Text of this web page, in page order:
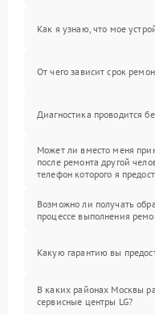
Как я узнаю, что мое
От чего зависит срок
Диагностика проводится
Может ли вместо меня
после ремонта другой
телефон которого я
Возможно ли получать
процессе выполнения
Какую гарантию вы
В каких районах Москвы
сервисные центры LG?